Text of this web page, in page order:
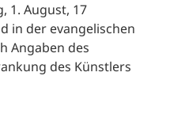
1. August, 17
in der evangelischen
Angaben des
des Künstlers